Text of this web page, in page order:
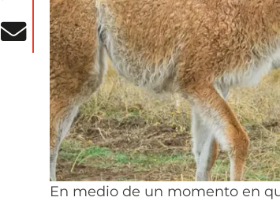
En medio de un momento en